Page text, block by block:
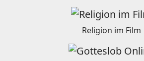
Religion im Film